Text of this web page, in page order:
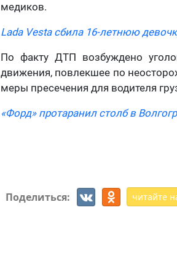
медиков.
Lada Vesta сбила 16-летнюю
По факту ДТП возбуждено
движения, повлекшее по
меры пресечения для водителя
«Форд» протаранил столб в
Поделиться: читайте